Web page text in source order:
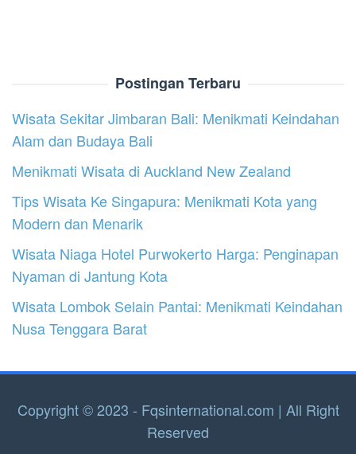
Postingan Terbaru
Wisata Sekitar Jimbaran Bali: Menikmati Keindahan
Alam dan Budaya Bali
Menikmati Wisata di Auckland New Zealand
Tips Wisata Ke Singapura: Menikmati Kota yang
Modern dan Menarik
Wisata Niaga Hotel Purwokerto Harga: Penginapan
Nyaman di Jantung Kota
Wisata Lombok Selain Pantai: Menikmati Keindahan
Nusa Tenggara Barat
Copyright © 2023 - Fqsinternational.com | All Right
Reserved